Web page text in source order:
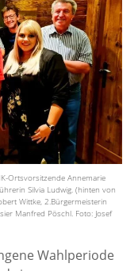
Ortsvorsitzende Annemarie
Silvia Ludwig. (hinten von
Wittke, 2.Bürgermeisterin
Manfred Pöschl. Foto: Josef
Wahlperiode